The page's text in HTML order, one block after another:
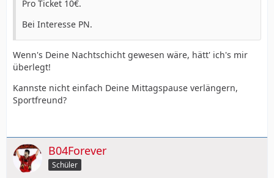
Pro Ticket 10€.
Bei Interesse PN.
Wenn's Deine Nachtschicht gewesen wäre, hätt' ich's mir
überlegt!
Kannste nicht einfach Deine Mittagspause verlängern,
Sportfreund?
B04Forever
Schüler